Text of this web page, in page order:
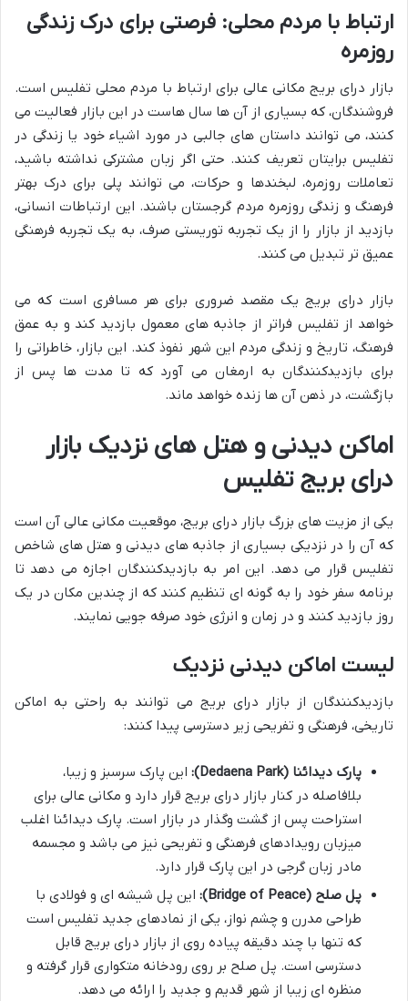
ارتباط با مردم محلی: فرصتی برای درک زندگی
روزمره
بازار درای بریج مکانی عالی برای ارتباط با مردم محلی تفلیس است.
فروشندگان، که بسیاری از آن ها سال هاست در این بازار فعالیت می
کنند، می توانند داستان های جالبی در مورد اشیاء خود یا زندگی در
تفلیس برایتان تعریف کنند. حتی اگر زبان مشترکی نداشته باشید،
تعاملات روزمره، لبخندها و حرکات، می توانند پلی برای درک بهتر
فرهنگ و زندگی روزمره مردم گرجستان باشند. این ارتباطات انسانی،
بازدید از بازار را از یک تجربه توریستی صرف، به یک تجربه فرهنگی
عمیق تر تبدیل می کنند.
بازار درای بریج یک مقصد ضروری برای هر مسافری است که می
خواهد از تفلیس فراتر از جاذبه های معمول بازدید کند و به عمق
فرهنگ، تاریخ و زندگی مردم این شهر نفوذ کند. این بازار، خاطراتی را
برای بازدیدکنندگان به ارمغان می آورد که تا مدت ها پس از
بازگشت، در ذهن آن ها زنده خواهد ماند.
اماکن دیدنی و هتل های نزدیک بازار
درای بریج تفلیس
یکی از مزیت های بزرگ بازار درای بریج، موقعیت مکانی عالی آن است
که آن را در نزدیکی بسیاری از جاذبه های دیدنی و هتل های شاخص
تفلیس قرار می دهد. این امر به بازدیدکنندگان اجازه می دهد تا
برنامه سفر خود را به گونه ای تنظیم کنند که از چندین مکان در یک
روز بازدید کنند و در زمان و انرژی خود صرفه جویی نمایند.
لیست اماکن دیدنی نزدیک
بازدیدکنندگان از بازار درای بریج می توانند به راحتی به اماکن
تاریخی، فرهنگی و تفریحی زیر دسترسی پیدا کنند:
پارک دیدائنا (Dedaena Park):
این پارک سرسبز و زیبا،
بلافاصله در کنار بازار درای بریج قرار دارد و مکانی عالی برای
استراحت پس از گشت وگذار در بازار است. پارک دیدائنا اغلب
میزبان رویدادهای فرهنگی و تفریحی نیز می باشد و مجسمه
مادر زبان گرجی در این پارک قرار دارد.
پل صلح (Bridge of Peace):
این پل شیشه ای و فولادی با
طراحی مدرن و چشم نواز، یکی از نمادهای جدید تفلیس است
که تنها با چند دقیقه پیاده روی از بازار درای بریج قابل
دسترسی است. پل صلح بر روی رودخانه متکواری قرار گرفته و
منظره ای زیبا از شهر قدیم و جدید را ارائه می دهد.